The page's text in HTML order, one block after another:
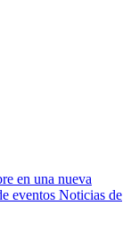
en una nueva
eventos Noticias de